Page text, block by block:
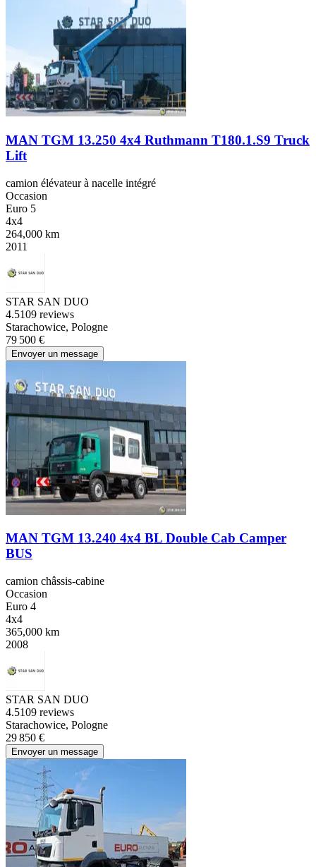
MAN TGM 13.250 4x4 Ruthmann T180.1.S9 Truck
Lift
camion élévateur à nacelle intégré
Occasion
Euro 5
4x4
264,000 km
2011
STAR SAN DUO
4.5109 reviews
Starachowice, Pologne
79 500 €
Envoyer un message
MAN TGM 13.240 4x4 BL Double Cab Camper
BUS
camion châssis-cabine
Occasion
Euro 4
4x4
365,000 km
2008
STAR SAN DUO
4.5109 reviews
Starachowice, Pologne
29 850 €
Envoyer un message